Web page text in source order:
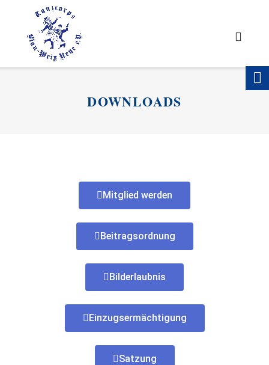
DOWNLOADS
Mitglied werden
Beitragsordnung
Bilderlaubnis
Einzugsermächtigung
Satzung